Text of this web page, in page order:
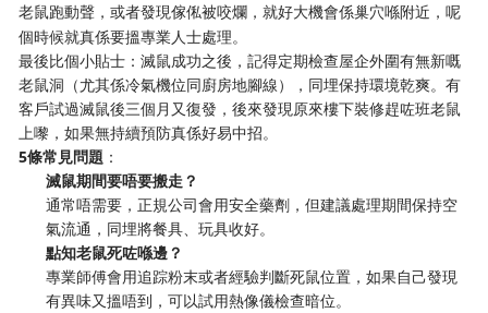
老鼠跑動聲，或者發現傢俬被咬爛，就好大機會係巢穴喺附近，呢
個時候就真係要搵專業人士處理。
最後比個小貼士：滅鼠成功之後，記得定期檢查屋企外圍有無新嘅
老鼠洞（尤其係冷氣機位同廚房地腳線），同埋保持環境乾爽。有
客戶試過滅鼠後三個月又復發，後來發現原來樓下裝修趕咗班老鼠
上嚟，如果無持續預防真係好易中招。
5條常見問題 ：
滅鼠期間要唔要搬走？
通常唔需要，正規公司會用安全藥劑，但建議處理期間保持空
氣流通，同埋將餐具、玩具收好。
點知老鼠死咗喺邊？
專業師傅會用追踪粉末或者經驗判斷死鼠位置，如果自己發現
有異味又搵唔到，可以試用熱像儀檢查暗位。